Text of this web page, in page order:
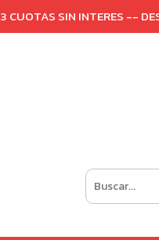
3 CUOTAS SIN INTERES --